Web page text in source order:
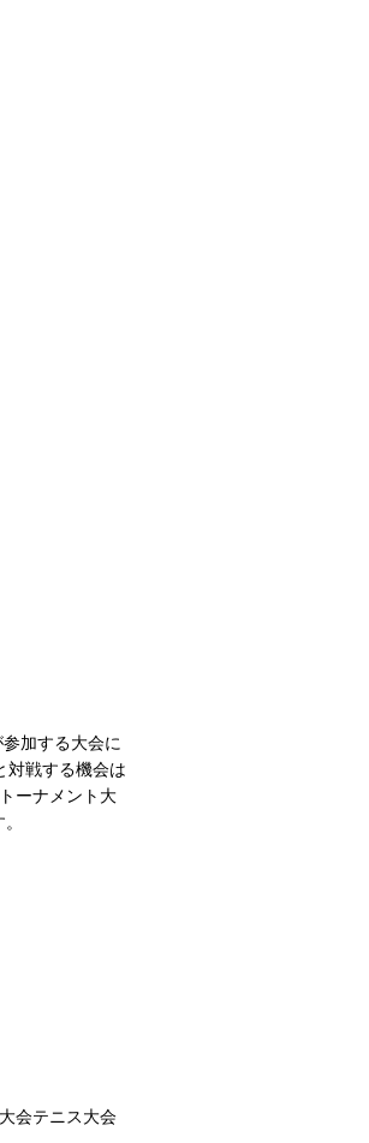
加する大会に
対戦する機会は
ーナメント大
会テニス大会